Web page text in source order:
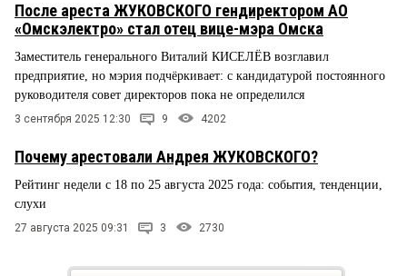
После ареста ЖУКОВСКОГО гендиректором АО
«Омскэлектро» стал отец вице-мэра Омска
Заместитель генерального Виталий КИСЕЛЁВ возглавил
предприятие, но мэрия подчёркивает: с кандидатурой постоянного
руководителя совет директоров пока не определился
3 сентября 2025 12:30 9 4202
Почему арестовали Андрея ЖУКОВСКОГО?
Рейтинг недели с 18 по 25 августа 2025 года: события, тенденции,
слухи
27 августа 2025 09:31 3 2730